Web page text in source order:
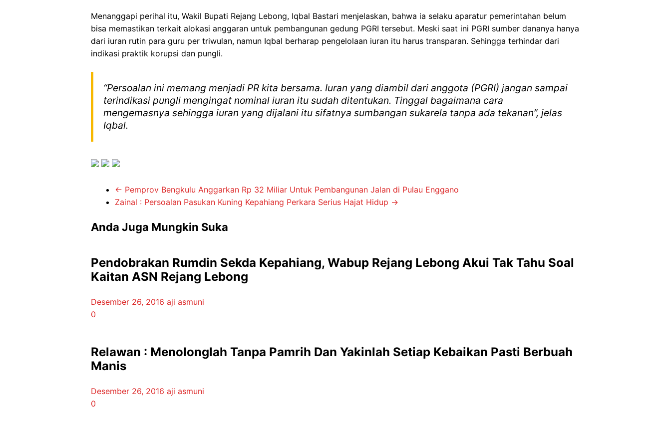
Menanggapi perihal itu, Wakil Bupati Rejang Lebong, Iqbal Bastari menjelaskan, bahwa ia selaku aparatur pemerintahan belum
bisa memastikan terkait alokasi anggaran untuk pembangunan gedung PGRI tersebut. Meski saat ini PGRI sumber dananya hanya
dari iuran rutin para guru per triwulan, namun Iqbal berharap pengelolaan iuran itu harus transparan. Sehingga terhindar dari
indikasi praktik korupsi dan pungli.
“Persoalan ini memang menjadi PR kita bersama. Iuran yang diambil dari anggota (PGRI) jangan sampai
terindikasi pungli mengingat nominal iuran itu sudah ditentukan. Tinggal bagaimana cara
mengemasnya sehingga iuran yang dijalani itu sifatnya sumbangan sukarela tanpa ada tekanan”, jelas
Iqbal.
← Pemprov Bengkulu Anggarkan Rp 32 Miliar Untuk Pembangunan Jalan di Pulau Enggano
Zainal : Persoalan Pasukan Kuning Kepahiang Perkara Serius Hajat Hidup →
Anda Juga Mungkin Suka
Pendobrakan Rumdin Sekda Kepahiang, Wabup Rejang Lebong Akui Tak Tahu Soal
Kaitan ASN Rejang Lebong
Desember 26, 2016 aji asmuni
0
Relawan : Menolonglah Tanpa Pamrih Dan Yakinlah Setiap Kebaikan Pasti Berbuah
Manis
Desember 26, 2016 aji asmuni
0